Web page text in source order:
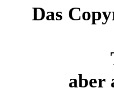
Das
aber